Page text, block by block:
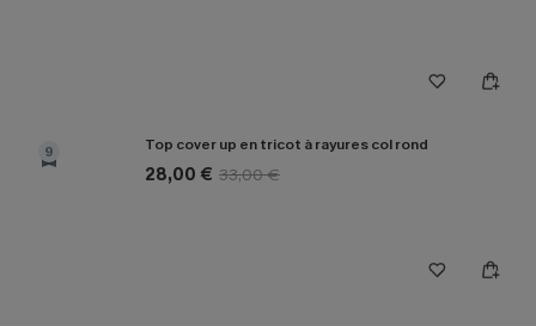
9 Top cover up en tricot à rayures col rond
28,00 € 33,00 €